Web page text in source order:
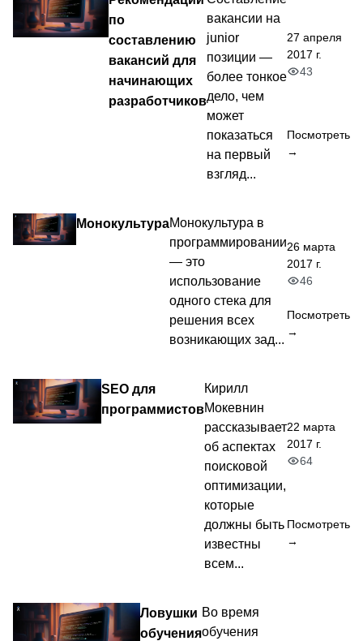
по
составлению
вакансий для
начинающих
разработчиков
вакансии на
junior
позиции —
более тонкое
дело, чем
может
показаться
на первый
взгляд...
27 апреля
2017 г.
43
Посмотреть
→
МонокультураМонокультура в
программировании
— это
использование
одного стека для
решения всех
возникающих зад...
26 марта
2017 г.
46
Посмотреть
→
SEO для
программистов
Кирилл
Мокевнин
рассказывает
об аспектах
поисковой
оптимизации,
которые
должны быть
известны
всем...
22 марта
2017 г.
64
Посмотреть
→
Ловушки
обучения
Во время
обучения